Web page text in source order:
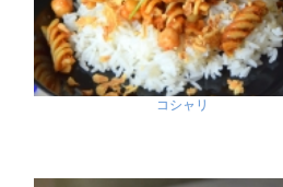
コシャリ